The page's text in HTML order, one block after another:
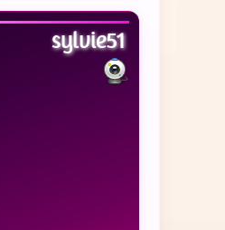
sylvie51